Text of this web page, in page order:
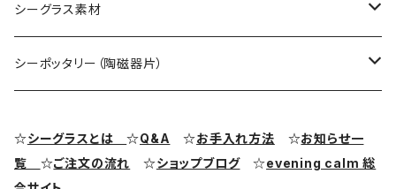
シーグラス オブジェ・置物
シーグラス ネックレス
シーグラス ペンダントヘッド（トップ）
シーグラス リング・指輪
シーグラス素材
アクセサリー用シーグラス
シーポッタリー（陶磁器片）
☆シーグラスとは☆Q&A ☆お手入れ方法 ☆お知らせ一
覧 ☆ご注文の流れ ☆ショップブログ ☆evening calm 総